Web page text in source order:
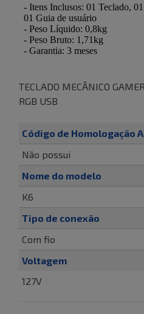
TECLADO MECÂNICO
RGB USB
Código de Homologação
Não possui
Nome do modelo
K6
Tipo de conexão
Com fio
Voltagem
127V